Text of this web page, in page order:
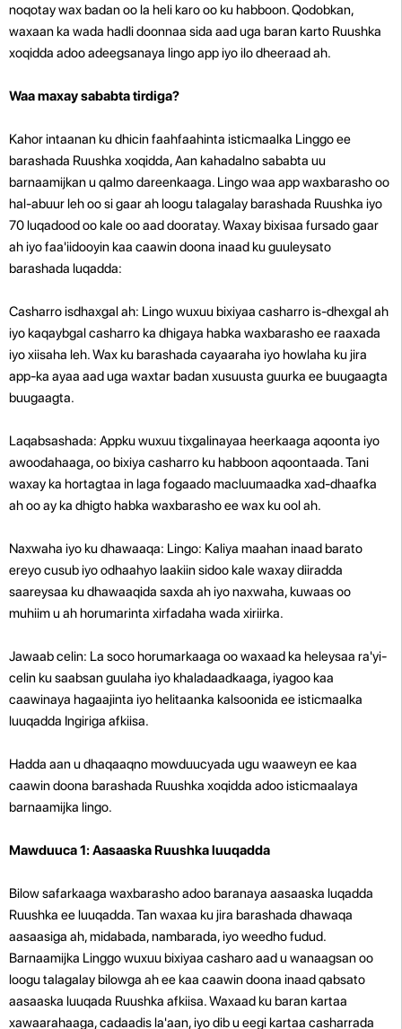
noqotay wax badan oo la heli karo oo ku habboon. Qodobkan,
waxaan ka wada hadli doonnaa sida aad uga baran karto Ruushka
xoqidda adoo adeegsanaya lingo app iyo ilo dheeraad ah.
Waa maxay sababta tirdiga?
Kahor intaanan ku dhicin faahfaahinta isticmaalka Linggo ee
barashada Ruushka xoqidda, Aan kahadalno sababta uu
barnaamijkan u qalmo dareenkaaga. Lingo waa app waxbarasho oo
hal-abuur leh oo si gaar ah loogu talagalay barashada Ruushka iyo
70 luqadood oo kale oo aad dooratay. Waxay bixisaa fursado gaar
ah iyo faa'iidooyin kaa caawin doona inaad ku guuleysato
barashada luqadda:
Casharro isdhaxgal ah: Lingo wuxuu bixiyaa casharro is-dhexgal ah
iyo kaqaybgal casharro ka dhigaya habka waxbarasho ee raaxada
iyo xiisaha leh. Wax ku barashada cayaaraha iyo howlaha ku jira
app-ka ayaa aad uga waxtar badan xusuusta guurka ee buugaagta
buugaagta.
Laqabsashada: Appku wuxuu tixgalinayaa heerkaaga aqoonta iyo
awoodahaaga, oo bixiya casharro ku habboon aqoontaada. Tani
waxay ka hortagtaa in laga fogaado macluumaadka xad-dhaafka
ah oo ay ka dhigto habka waxbarasho ee wax ku ool ah.
Naxwaha iyo ku dhawaaqa: Lingo: Kaliya maahan inaad barato
ereyo cusub iyo odhaahyo laakiin sidoo kale waxay diiradda
saareysaa ku dhawaaqida saxda ah iyo naxwaha, kuwaas oo
muhiim u ah horumarinta xirfadaha wada xiriirka.
Jawaab celin: La soco horumarkaaga oo waxaad ka heleysaa ra'yi-
celin ku saabsan guulaha iyo khaladaadkaaga, iyagoo kaa
caawinaya hagaajinta iyo helitaanka kalsoonida ee isticmaalka
luuqadda Ingiriga afkiisa.
Hadda aan u dhaqaaqno mowduucyada ugu waaweyn ee kaa
caawin doona barashada Ruushka xoqidda adoo isticmaalaya
barnaamijka lingo.
Mawduuca 1: Aasaaska Ruushka luuqadda
Bilow safarkaaga waxbarasho adoo baranaya aasaaska luqadda
Ruushka ee luuqadda. Tan waxaa ku jira barashada dhawaqa
aasaasiga ah, midabada, nambarada, iyo weedho fudud.
Barnaamijka Linggo wuxuu bixiyaa casharo aad u wanaagsan oo
loogu talagalay bilowga ah ee kaa caawin doona inaad qabsato
aasaaska luuqada Ruushka afkiisa. Waxaad ku baran kartaa
xawaarahaaga, cadaadis la'aan, iyo dib u eegi kartaa casharrada